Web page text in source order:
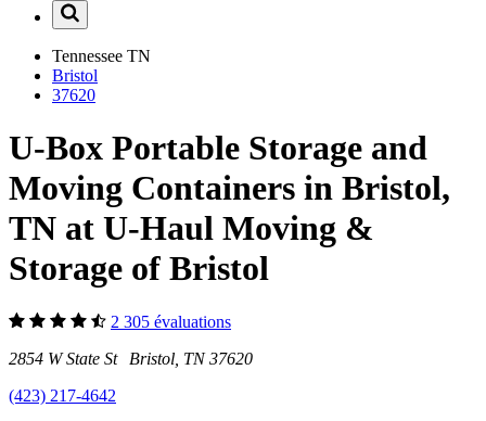
Tennessee TN
Bristol
37620
U-Box Portable Storage and
Moving Containers in Bristol,
TN at U-Haul Moving &
Storage of Bristol
2 305 évaluations
2854 W State St Bristol, TN 37620
(423) 217-4642